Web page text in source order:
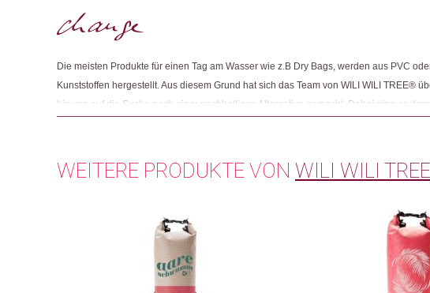
Die meisten Produkte für einen Tag am Wasser wie z.B Dry Bags, werden aus PVC
Kunststoffen hergestellt. Aus diesem Grund hat sich das Team von WILI WILI TREE®
hinweg auf die Suche nach einer nachhaltigen Alternative gemacht. Dabei ging es
Nachhaltigkeit muss zukünftig zu einem Standard werden.
WEITERE PRODUKTE VON WILI WILI TREE